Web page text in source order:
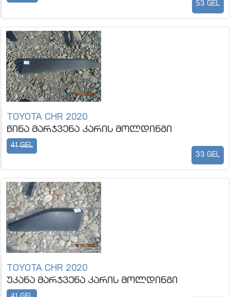
53 GEL
TOYOTA CHR 2020
წინა მარჯვენა კარის მოლდინგი
41 GEL
33 GEL
TOYOTA CHR 2020
უკანა მარჯვენა კარის მოლდინგი